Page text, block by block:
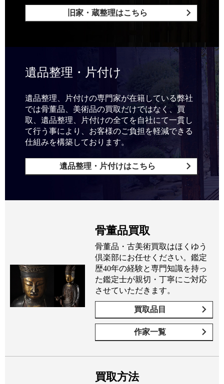
旧家・蔵整理はこちら
遺品整理・片付け
遺品整理、片付けの専門家が在籍している弊社
では骨董品、美術品の買取だけではなく、買
取、遺品整理、片付けの全てを自社にて一貫し
て行う事により、お客様のご負担を軽減できる
仕組みを構築しております。
遺品整理・片付けはこちら
骨董品買取
骨董品・古美術買取はほくゆう
倶楽部にお任せください。鑑定
歴40年の経験と専門知識を持っ
た鑑定士が親切・丁寧にご対応
させていただきます。
買取品目
作家一覧
買取方法